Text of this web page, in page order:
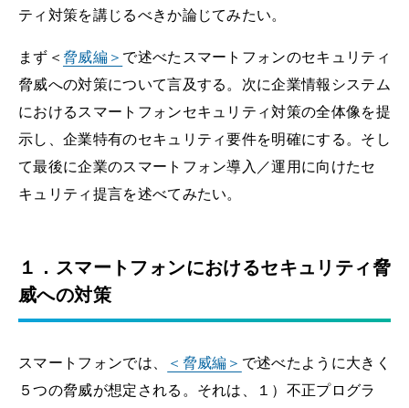
ティ対策を講じるべきか論じてみたい。
まず＜ 脅威編＞ で述べたスマートフォンのセキュリティ
脅威への対策について言及する。次に企業情報システム
におけるスマートフォンセキュリティ対策の全体像を提
示し、企業特有のセキュリティ要件を明確にする。そし
て最後に企業のスマートフォン導入／運用に向けたセ
キュリティ提言を述べてみたい。
１．スマートフォンにおけるセキュリティ脅
威への対策
スマートフォンでは、 ＜脅威編＞ で述べたように大きく
５つの脅威が想定される。それは、１）不正プログラ